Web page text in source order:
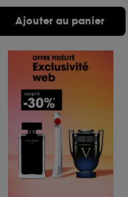
Ajouter au panier